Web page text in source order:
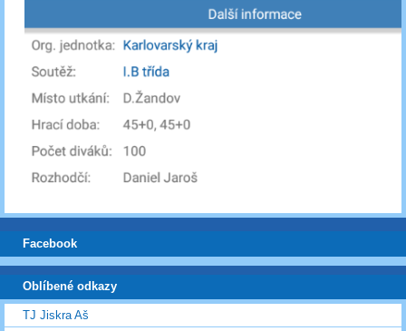
Facebook
Oblíbené odkazy
TJ Jiskra Aš